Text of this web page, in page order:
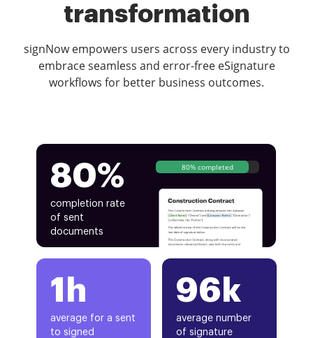
transformation
signNow empowers users across every industry to
embrace seamless and error-free eSignature
workflows for better business outcomes.
80%
completion rate
of sent
documents
80% completed
1h
average for a sent
to signed
96k
average number
of signature